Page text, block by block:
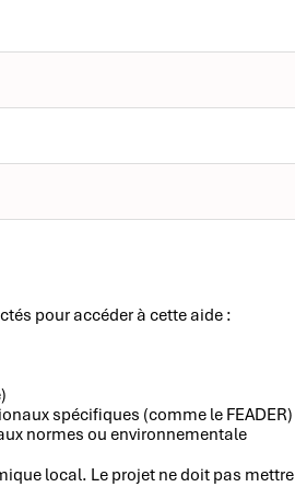
pour accéder à cette aide :
spécifiques (comme le FEADER)
normes ou environnementale
local. Le projet ne doit pas mettre